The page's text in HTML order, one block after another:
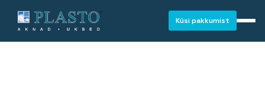
Küsi pakkumist